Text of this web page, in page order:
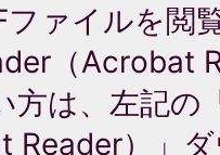
ファイルを閲
（Acrobat
方は、左記の
Reader）」